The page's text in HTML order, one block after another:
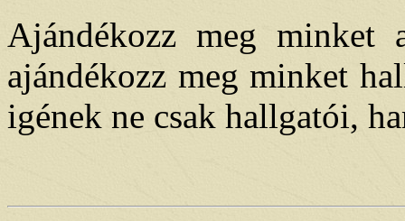
Ajándékozz meg minket
ajándékozz meg minket
igének ne csak hallgatói,